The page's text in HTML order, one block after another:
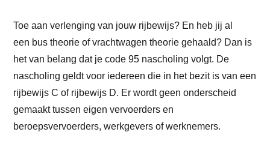
Toe aan verlenging van jouw rijbewijs? En heb jij al
een bus theorie of vrachtwagen theorie gehaald? Dan is
het van belang dat je code 95 nascholing volgt. De
nascholing geldt voor iedereen die in het bezit is van een
rijbewijs C of rijbewijs D. Er wordt geen onderscheid
gemaakt tussen eigen vervoerders en
beroepsvervoerders, werkgevers of werknemers.